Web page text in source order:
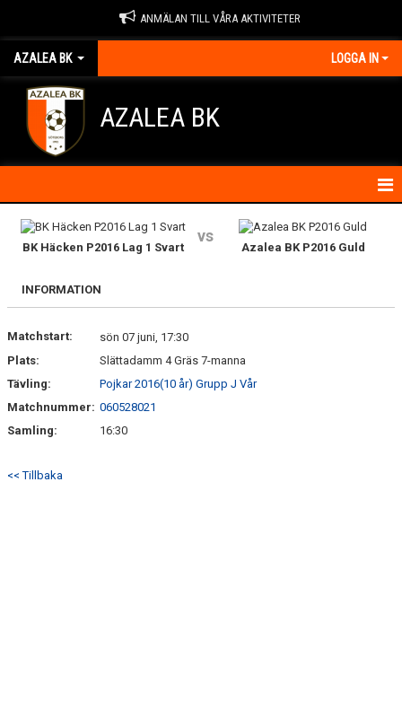
ANMÄLAN TILL VÅRA AKTIVITETER
AZALEA BK LOGGA IN
AZALEA BK
HEM
OM FÖRENINGEN
BLI MEDLEM
IDROTTSSKADOR
TRÄN.TIDER
BK Häcken P2016 Lag 1 Svart
vs
Azalea BK P2016 Guld
INFORMATION
Matchstart:
sön 07 juni, 17:30
Plats:
Slättadamm 4 Gräs 7-manna
Tävling:
Pojkar 2016(10 år) Grupp J Vår
Matchnummer: 060528021
Samling:
16:30
<< Tillbaka